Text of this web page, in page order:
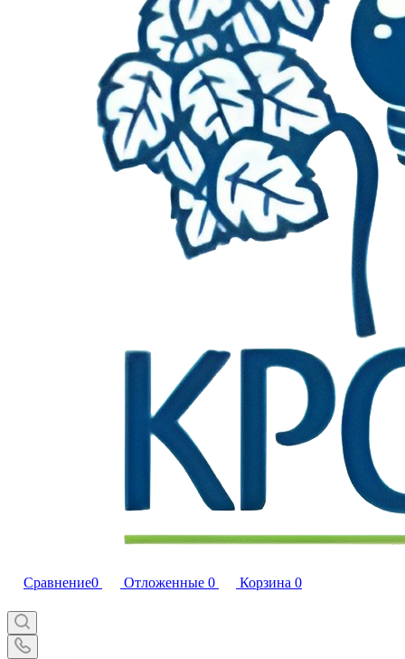
Сравнение0 Отложенные 0 Корзина 0